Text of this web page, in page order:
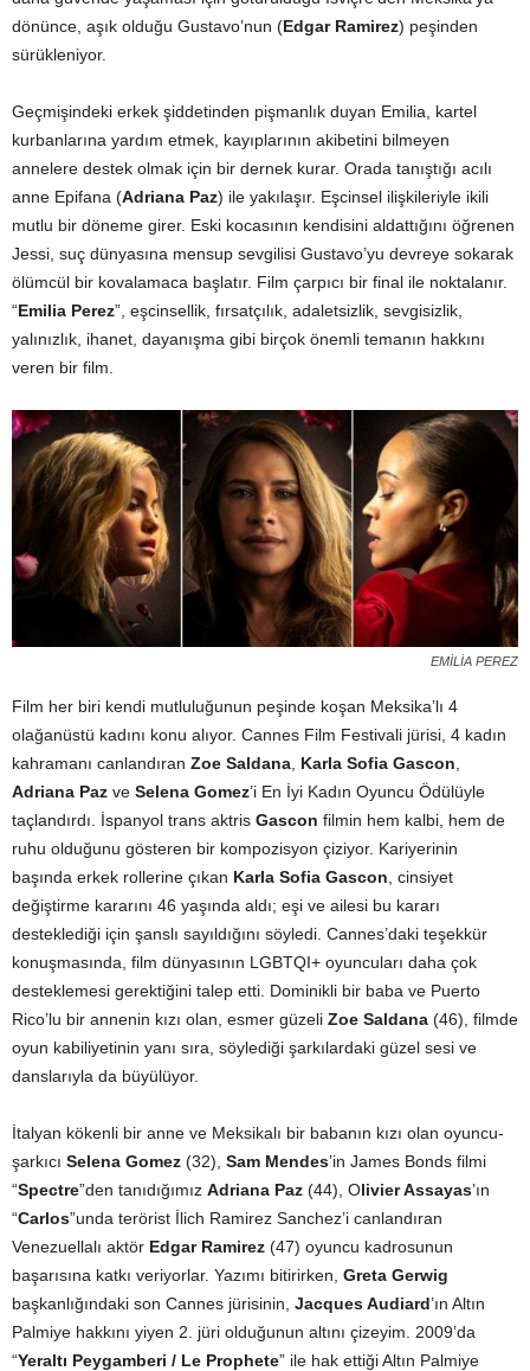
dönünce, aşık olduğu Gustavo’nun (Edgar Ramirez) peşinden
sürükleniyor.
Geçmişindeki erkek şiddetinden pişmanlık duyan Emilia, kartel
kurbanlarına yardım etmek, kayıplarının akibetini bilmeyen
annelere destek olmak için bir dernek kurar. Orada tanıştığı acılı
anne Epifana (Adriana Paz) ile yakılaşır. Eşcinsel ilişkileriyle ikili
mutlu bir döneme girer. Eski kocasının kendisini aldattığını öğrenen
Jessi, suç dünyasına mensup sevgilisi Gustavo’yu devreye sokarak
ölümcül bir kovalamaca başlatır. Film çarpıcı bir final ile noktalanır.
“Emilia Perez”, eşcinsellik, fırsatçılık, adaletsizlik, sevgisizlik,
yalınızlık, ihanet, dayanışma gibi birçok önemli temanın hakkını
veren bir film.
EMİLİA PEREZ
Film her biri kendi mutluluğunun peşinde koşan Meksika’lı 4
olağanüstü kadını konu alıyor. Cannes Film Festivali jürisi, 4 kadın
kahramanı canlandıran Zoe Saldana Karla Sofia Gascon
Adriana Paz ve Selena Gomez’i En İyi Kadın Oyuncu Ödülüyle
taçlandırdı. İspanyol trans aktris Gascon filmin hem kalbi, hem de
ruhu olduğunu gösteren bir kompozisyon çiziyor. Kariyerinin
başında erkek rollerine çıkan Karla Sofia Gascon , cinsiyet
değiştirme kararını 46 yaşında aldı; eşi ve ailesi bu kararı
desteklediği için şanslı sayıldığını söyledi. Cannes’daki teşekkür
konuşmasında, film dünyasının LGBTQI+ oyuncuları daha çok
desteklemesi gerektiğini talep etti. Dominikli bir baba ve Puerto
Rico’lu bir annenin kızı olan, esmer güzeli Zoe Saldana (46), filmde
oyun kabiliyetinin yanı sıra, söylediği şarkılardaki güzel sesi ve
danslarıyla da büyülüyor.
İtalyan kökenli bir anne ve Meksikalı bir babanın kızı olan oyuncu-
şarkıcı Selena Gomez (32), Sam Mendes’in James Bonds filmi
“Spectre”den tanıdığımız Adriana Paz (44), Olivier Assayas’ın
“Carlos”unda terörist İlich Ramirez Sanchez’i canlandıran
Venezuellalı aktör Edgar Ramirez (47) oyuncu kadrosunun
başarısına katkı veriyorlar. Yazımı bitirirken, Greta Gerwig
başkanlığındaki son Cannes jürisinin, Jacques Audiard’ın Altın
Palmiye hakkını yiyen 2. jüri olduğunun altını çizeyim. 2009’da
“Yeraltı Peygamberi / Le Prophete” ile hak ettiği Altın Palmiye